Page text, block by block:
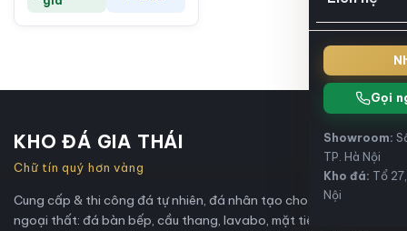
Gọi
Showroom:
TP. Hà Nội
Kho đá: Tổ
Nội
1,100,000₫.
KHO ĐÁ GIA THÁI
Chữ tín quý hơn vàng
Cung cấp & thi công đá tự nhiên, đá nhân tạo cho nội thất và
ngoại thất: đá bàn bếp, cầu thang, lavabo, mặt tiền, marble,